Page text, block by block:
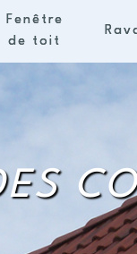
Fenêtre
de toit